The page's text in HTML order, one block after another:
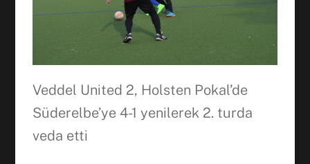
Veddel United 2, Holsten Pokal’de
Süderelbe’ye 4-1 yenilerek 2. turda
veda etti